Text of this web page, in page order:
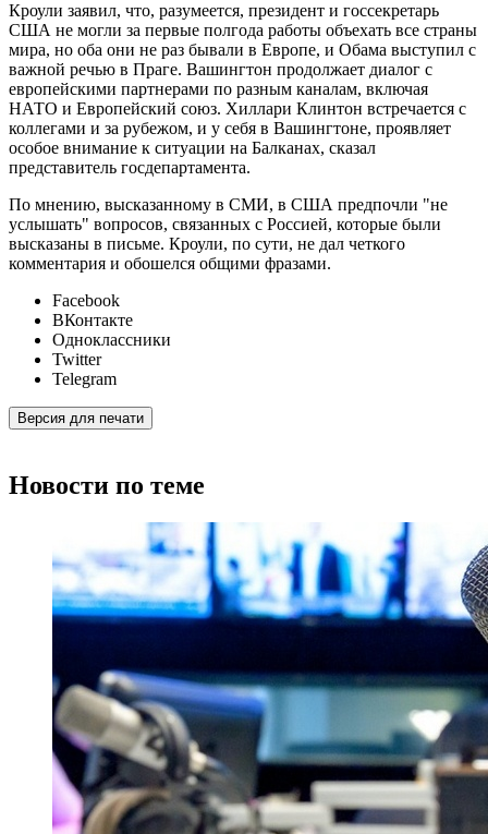
Кроули заявил, что, разумеется, президент и госсекретарь
США не могли за первые полгода работы объехать все страны
мира, но оба они не раз бывали в Европе, и Обама выступил с
важной речью в Праге. Вашингтон продолжает диалог с
европейскими партнерами по разным каналам, включая
НАТО и Европейский союз. Хиллари Клинтон встречается с
коллегами и за рубежом, и у себя в Вашингтоне, проявляет
особое внимание к ситуации на Балканах, сказал
представитель госдепартамента.
По мнению, высказанному в СМИ, в США предпочли "не
услышать" вопросов, связанных с Россией, которые были
высказаны в письме. Кроули, по сути, не дал четкого
комментария и обошелся общими фразами.
Facebook
ВКонтакте
Одноклассники
Twitter
Telegram
Версия для печати
Новости по теме